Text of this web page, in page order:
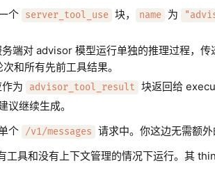
个
server_tool_use 块， name 为
端对 advisor 模型运行单独的推理过程，
和所有先前工具结果。
为
advisor_tool_result
块返回给
议继续生成。
个
/v1/messages
请求中。你这边无需额
工具和没有上下文管理的情况下运行。其